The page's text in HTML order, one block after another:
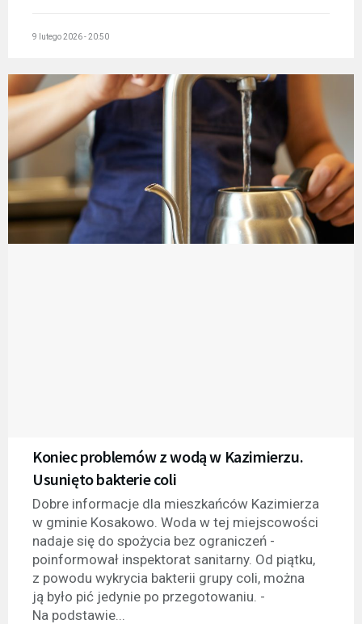
9 lutego 2026 - 20:50
Koniec problemów z wodą w Kazimierzu.
Usunięto bakterie coli
Dobre informacje dla mieszkańców Kazimierza
w gminie Kosakowo. Woda w tej miejscowości
nadaje się do spożycia bez ograniczeń -
poinformował inspektorat sanitarny. Od piątku,
z powodu wykrycia bakterii grupy coli, można
ją było pić jedynie po przegotowaniu. -
Na podstawie...